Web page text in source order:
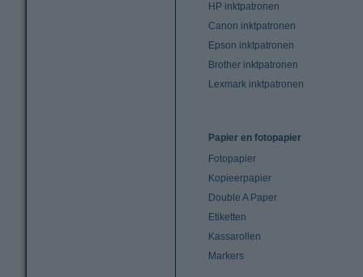
HP inktpatronen
Canon inktpatronen
Epson inktpatronen
Brother inktpatronen
Lexmark inktpatronen
Papier en fotopapier
Fotopapier
Kopieerpapier
Double A Paper
Etiketten
Kassarollen
Markers